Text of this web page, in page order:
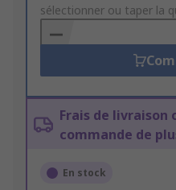
to
Basket
sélectionner ou taper la
Frais de
commande de
En stock